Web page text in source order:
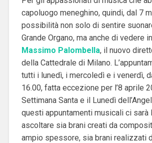
capoluogo meneghino, quindi, dal 7
possibilità non solo di sentire
Grande Organo, ma anche di vedere
Massimo Palombella, il nuovo
della Cattedrale di Milano.
tutti i lunedì, i mercoledì e i venerdì,
16.00, fatta eccezione per l’8 aprile
Settimana Santa e il Lunedì
questi appuntamenti musicali ci sarà
ascoltare sia brani creati da
ampio spessore, sia brani realizzati